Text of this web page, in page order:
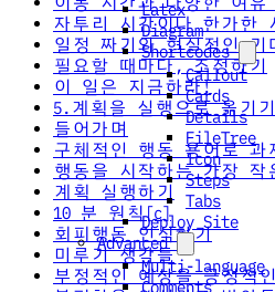
Latex
Diagram
Shortcodes
Callout
Cards
Details
FileTree
Icon
Steps
Tabs
Deploy Site
Advanced
Multi-language
Comments
자투리 시간이나 한가한
일정 짜기와 현실적인 기
필요할 때마다, 조정하기
이 일은 지금하라!
5.계획을 실행으로 옮기기
들어가며
구체적인 행동 용어로 과
행동을 시작하는 가장 작
계획 실행하기
10 분 원칙[c]
회피행동 인식하기
미루기 생각들
부정적인 예상을 긍정적